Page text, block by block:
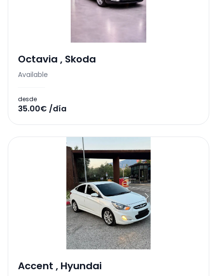
Octavia , Skoda
Available
desde
35.00€ /día
Accent , Hyundai